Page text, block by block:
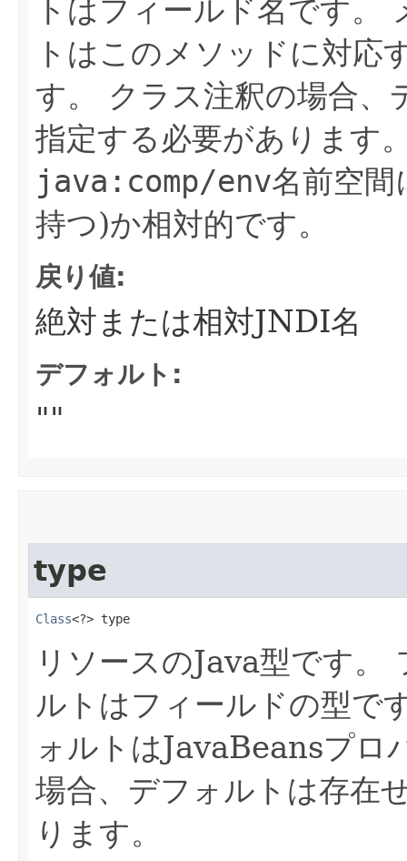
トはフィールド名です。
トはこのメソッドに対応
す。
クラス注釈の場合、
指定する必要があります
java:comp/env名前空間
持つ)か相対的です。
戻り値:
絶対または相対JNDI名
デフォルト:
""
type
Class<?> type
リソースのJava型です。
ルトはフィールドの型で
ォルトはJavaBeansプロ
場合、デフォルトは存在
ります。